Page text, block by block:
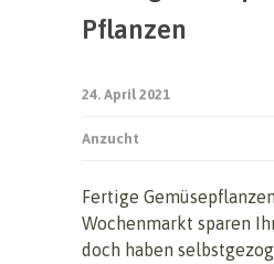
Pflanzen
24. April 2021
Anzucht
Fertige
Wochenmarkt sparen
doch haben